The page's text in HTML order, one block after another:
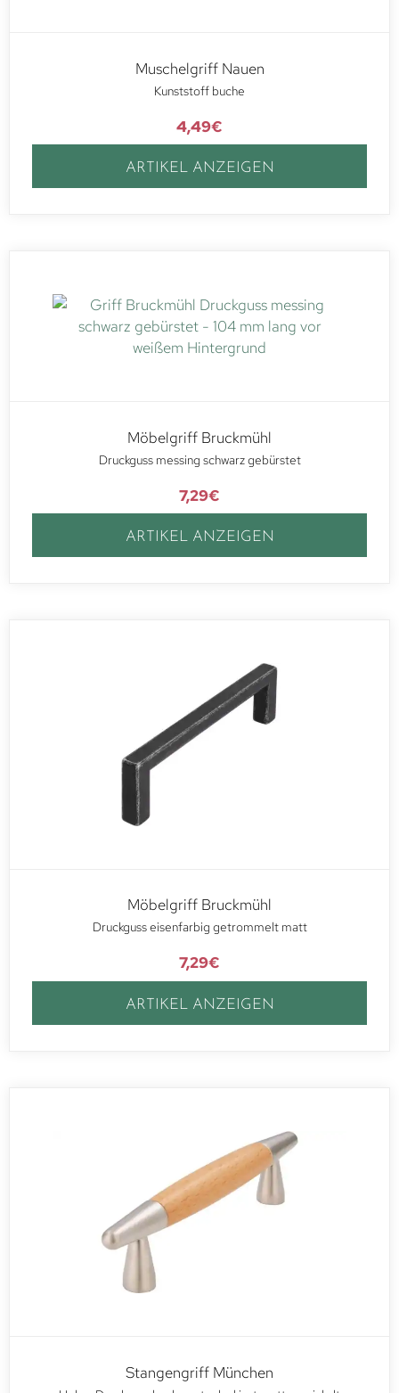
Muschelgriff Nauen
Kunststoff buche
4,49€
ARTIKEL ANZEIGEN
Möbelgriff Bruckmühl
Druckguss messing schwarz gebürstet
7,29€
ARTIKEL ANZEIGEN
Möbelgriff Bruckmühl
Druckguss eisenfarbig getrommelt matt
7,29€
ARTIKEL ANZEIGEN
Stangengriff München